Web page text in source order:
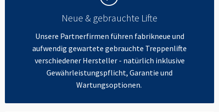
Neue & gebrauchte Lifte
Unsere Partnerfirmen führen fabrikneue und
aufwendig gewartete gebrauchte Treppenlifte
verschiedener Hersteller - natürlich inklusive
Gewährleistungspflicht, Garantie und
Wartungsoptionen.